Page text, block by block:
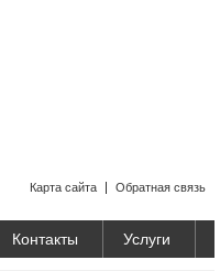
Обратная связь
Карта сайта
Контакты Услуги